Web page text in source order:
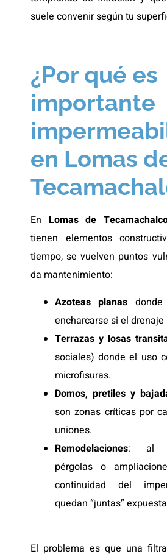
suele convenir según tu
¿Por qué es
importante
en Lomas
En Lomas de
tienen elementos
tiempo, se vuelven puntos
da mantenimiento:
Azoteas planas
encharcarse si el
Terrazas y losas
sociales) donde el uso
microfisuras.
Domos, pretiles y
son zonas críticas por
uniones.
Remodelaciones: al
pérgolas o
continuidad del
quedan “juntas”
El problema es que una